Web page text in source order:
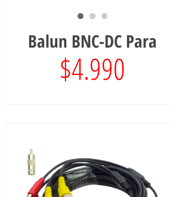
Balun BNC-DC Para
$4.990